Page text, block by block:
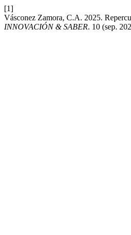
[1]
Vásconez Zamora, C.A. 2025.
INNOVACIÓN & SABER. 10 (sep.